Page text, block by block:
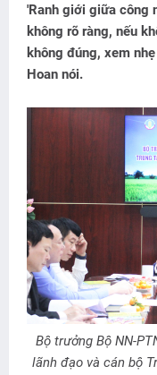
'Ranh giới giữa công
không rõ ràng, nếu
không đúng, xem
Hoan nói.
Bộ trưởng Bộ NN-
lãnh đạo và cán bộ